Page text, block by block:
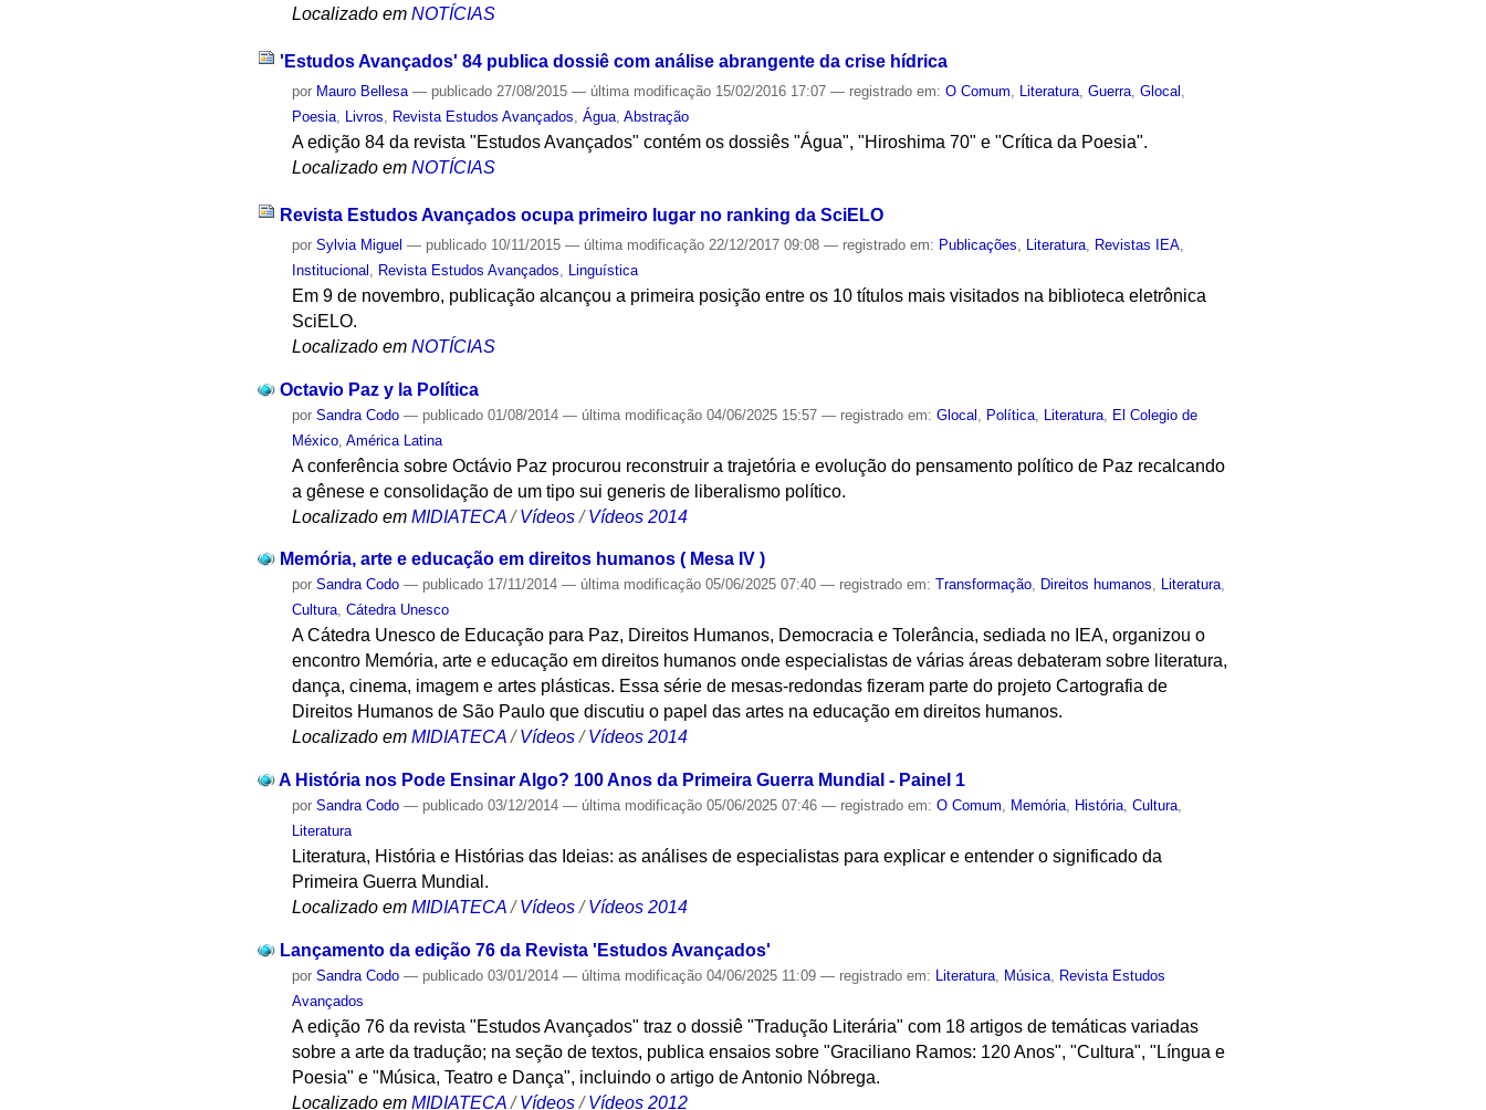
Localizado em NOTÍCIAS
'Estudos Avançados' 84 publica dossiê com análise abrangente da crise hídrica
por Mauro Bellesa — publicado 27/08/2015— última modificação 15/02/2016 17:07— registrado em:O Comum, Literatura,Guerra,Glocal ,
Poesia, Livros, Revista Estudos Avançados,Água,Abstração
A edição 84 da revista "Estudos Avançados" contém os dossiês "Água", "Hiroshima 70" e "Crítica da Poesia".
Localizado em NOTÍCIAS
Revista Estudos Avançados ocupa primeiro lugar no ranking da SciELO
porSylvia Miguel — publicado 10/11/2015— última modificação 22/12/2017 09:08— registrado em: Publicações Literatura Revistas IEA
Institucional
Revista Estudos Avançados Linguística
Em 9 de novembro, publicação alcançou a primeira posição entre os 10 títulos mais visitados na biblioteca eletrônica
SciELO.
Localizado em NOTÍCIAS
Octavio Paz y la Política
porSandra Codo — publicado 01/08/2014— última modificação 04/06/2025 15:57— registrado em:Glocal Política Literatura El Colegio de
México ,América Latina
A conferência sobre Octávio Paz procurou reconstruir a trajetória e evolução do pensamento político de Paz recalcando
a gênese e consolidação de um tipo sui generis de liberalismo político.
Localizado em MIDIATECA /Vídeos /Vídeos 2014
Memória, arte e educação em direitos humanos ( Mesa IV )
porSandra Codo — publicado 17/11/2014— última modificação 05/06/2025 07:40— registrado em:Transformação, Direitos humanos, Literatura,
Cultura,Cátedra Unesco
A Cátedra Unesco de Educação para Paz, Direitos Humanos, Democracia e Tolerância, sediada no IEA, organizou o
encontro Memória, arte e educação em direitos humanos onde especialistas de várias áreas debateram sobre literatura,
dança, cinema, imagem e artes plásticas. Essa série de mesas-redondas fizeram parte do projeto Cartografia de
Direitos Humanos de São Paulo que discutiu o papel das artes na educação em direitos humanos.
Localizado em MIDIATECA /Vídeos /Vídeos 2014
A História nos Pode Ensinar Algo? 100 Anos da Primeira Guerra Mundial - Painel 1
porSandra Codo — publicado 03/12/2014— última modificação 05/06/2025 07:46— registrado em:O Comum Memória História ,Cultura
Literatura
Literatura, História e Histórias das Ideias: as análises de especialistas para explicar e entender o significado da
Primeira Guerra Mundial.
Localizado em MIDIATECA /Vídeos /Vídeos 2014
Lançamento da edição 76 da Revista 'Estudos Avançados'
porSandra Codo — publicado 03/01/2014— última modificação 04/06/2025 11:09— registrado em: Literatura Música Revista Estudos
Avançados
A edição 76 da revista "Estudos Avançados" traz o dossiê "Tradução Literária" com 18 artigos de temáticas variadas
sobre a arte da tradução; na seção de textos, publica ensaios sobre "Graciliano Ramos: 120 Anos", "Cultura", "Língua e
Poesia" e "Música, Teatro e Dança", incluindo o artigo de Antonio Nóbrega.
Localizado em MIDIATECA /Vídeos /Vídeos 2012